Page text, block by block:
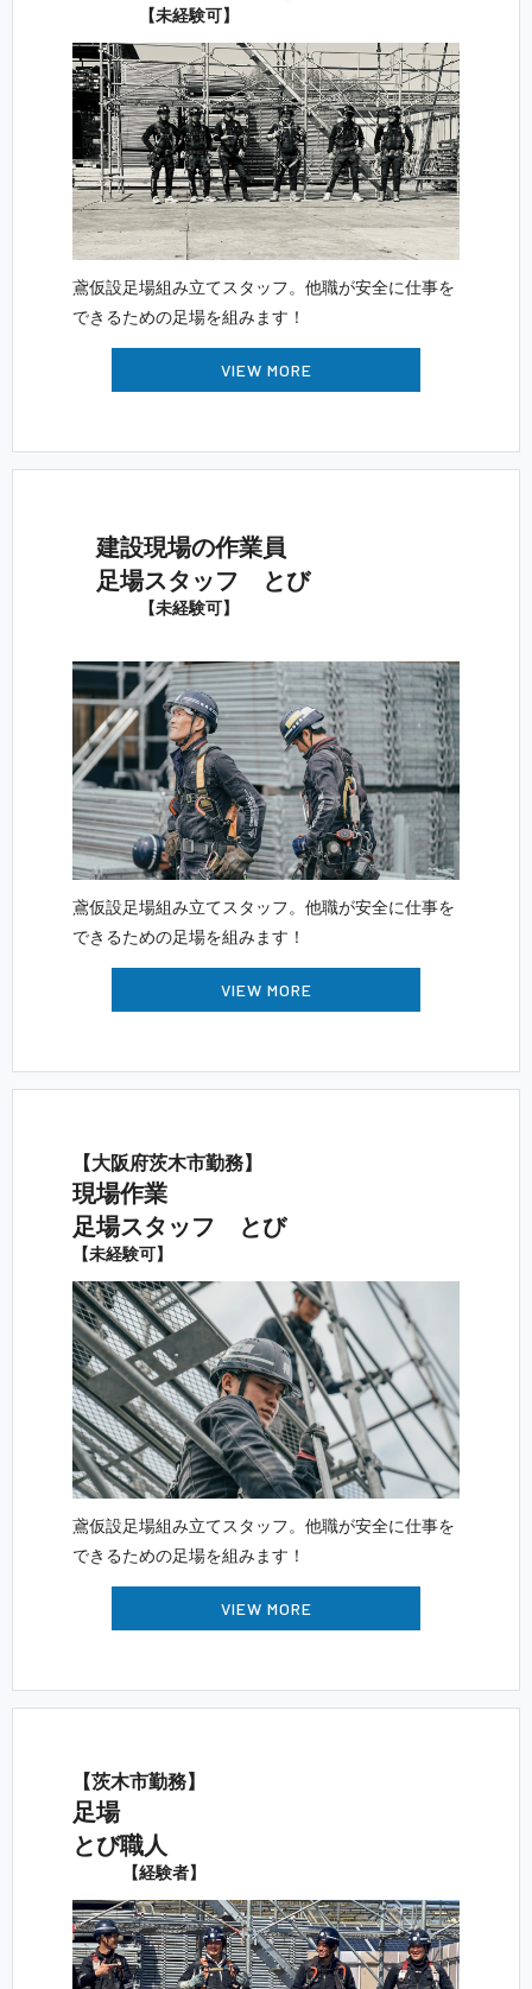
【未 経 験 可 】
鳶仮設足場組み立てスタッフ。他職が安全に仕事を
できるための足場を組 み ま す ！
VIEW MORE
建設現場 の 作 業 員
足場スタッ フ と び
【未 経 験 可 】
鳶仮設足場組み立てスタッフ。他職が安全に仕事を
できるための足場を組 み ま す ！
VIEW MORE
【大阪府茨木 市 勤 務 】
現 場 作 業
足場スタッ フ と び
【未 経 験 可 】
鳶仮設足場組み立てスタッフ。他職が安全に仕事を
できるための足場を組 み ま す ！
VIEW MORE
【茨木 市 勤 務 】
足 場
と び 職 人
【 経 験 者 】